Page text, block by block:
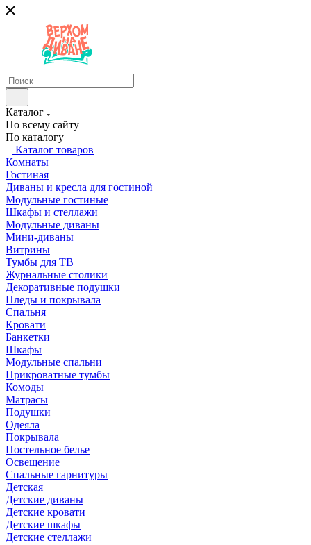
Каталог
По всему сайту
По каталогу
Каталог товаров
Комнаты
Гостиная
Диваны и кресла для гостиной
Модульные гостиные
Шкафы и стеллажи
Модульные диваны
Мини-диваны
Витрины
Тумбы для ТВ
Журнальные столики
Декоративные подушки
Пледы и покрывала
Спальня
Кровати
Банкетки
Шкафы
Модульные спальни
Прикроватные тумбы
Комоды
Матрасы
Подушки
Одеяла
Покрывала
Постельное белье
Освещение
Спальные гарнитуры
Детская
Детские диваны
Детские кровати
Детские шкафы
Детские стеллажи